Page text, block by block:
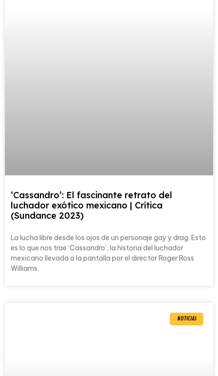
‘Cassandro’: El fascinante retrato del
luchador exótico mexicano | Crítica
(Sundance 2023)
La lucha libre desde los ojos de un personaje gay y drag. Esto
es lo que nos trae ‘Cassandro’, la historia del luchador
mexicano llevada a la pantalla por el director Roger Ross
Williams.
NOTICIAS